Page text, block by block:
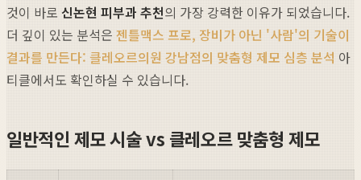
것이 바로 신논현 피부과 추천의 가장 강력한 이유가 되었습니다.
더 깊이 있는 분석은 젠틀맥스 프로, 장비가 아닌 '사람'의 기술이
결과를 만든다: 클레오르의원 강남점의 맞춤형 제모 심층 분석 아
티클에서도 확인하실 수 있습니다.
일반적인 제모 시술 vs 클레오르 맞춤형 제모